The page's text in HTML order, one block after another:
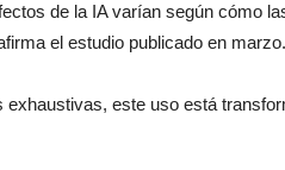
de la IA varían según cómo
el estudio publicado en marzo.
este uso está